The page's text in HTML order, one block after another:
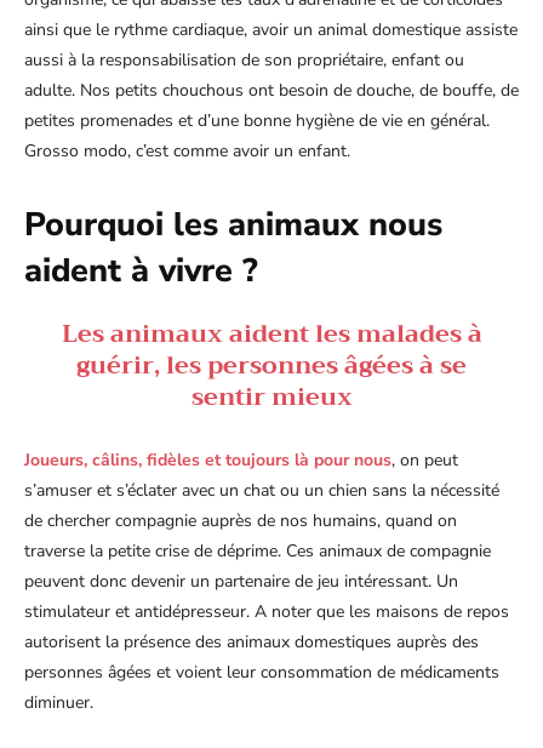
ainsi que le rythme cardiaque, avoir un animal domestique assiste
aussi à la responsabilisation de son propriétaire, enfant ou
adulte. Nos petits chouchous ont besoin de douche, de bouffe, de
petites promenades et d’une bonne hygiène de vie en général.
Grosso modo, c’est comme avoir un enfant.
Pourquoi les animaux nous
aident à vivre ?
Les animaux aident les malades à
guérir, les personnes âgées à se
sentir mieux
Joueurs, câlins, fidèles et toujours là pour nous, on peut
s’amuser et s’éclater avec un chat ou un chien sans la nécessité
de chercher compagnie auprès de nos humains, quand on
traverse la petite crise de déprime. Ces animaux de compagnie
peuvent donc devenir un partenaire de jeu intéressant. Un
stimulateur et antidépresseur. A noter que les maisons de repos
autorisent la présence des animaux domestiques auprès des
personnes âgées et voient leur consommation de médicaments
diminuer.